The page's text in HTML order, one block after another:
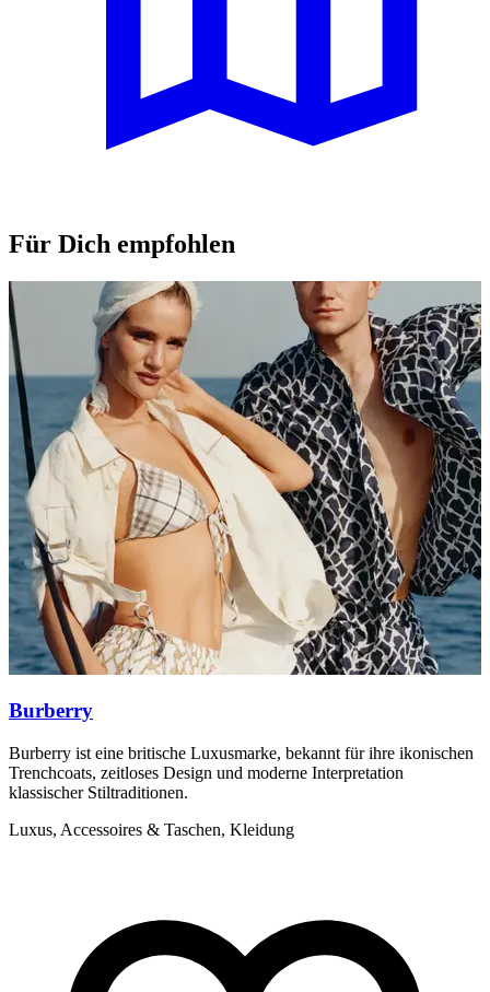
Für Dich empfohlen
Burberry
Burberry ist eine britische Luxusmarke, bekannt für ihre ikonischen
Trenchcoats, zeitloses Design und moderne Interpretation
klassischer Stiltraditionen.
Luxus, Accessoires & Taschen, Kleidung